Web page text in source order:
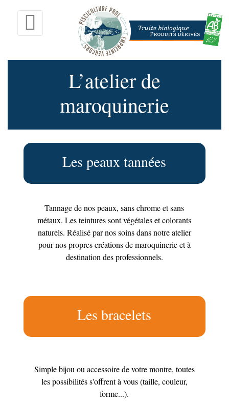
L’atelier de
maroquinerie
Les peaux tannées
Tannage de nos peaux, sans chrome et sans
métaux. Les teintures sont végétales et colorants
naturels. Réalisé par nos soins dans notre atelier
pour nos propres créations de maroquinerie et à
destination des professionnels.
Les bracelets
Simple bijou ou accessoire de votre montre, toutes
les possibilités s'offrent à vous (taille, couleur,
forme...).